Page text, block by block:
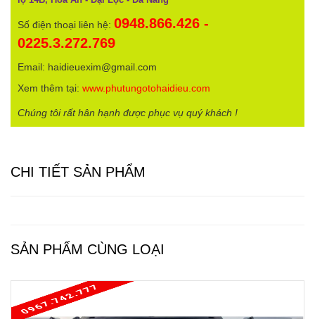
Số điện thoại liên hệ: 0948.866.426 -
0225.3.272.769
Email: haidieuexim@gmail.com
Xem thêm tại: www.phutungotohaidieu.com
Chúng tôi rất hân hạnh được phục vụ quý khách !
CHI TIẾT SẢN PHẨM
SẢN PHẨM CÙNG LOẠI